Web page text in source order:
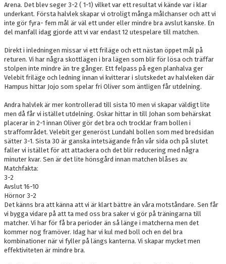
KONTAKT
POÄNGLIGA 2026
STATISTIK 2026
PINNEJAKTEN 2026
Arena. Det blev seger 3-2 ( 1-1) vilket var ett resultat vi kände var i klar
underkant. Första halvlek skapar vi otroligt många målchanser och att vi
inte gör fyra- fem mål är väl ett under eller mindre bra avslut kanske. En
del manfall idag gjorde att vi var endast 12 utespelare till matchen.
Direkt i inledningen missar vi ett friläge och ett nästan öppet mål på
returen. Vi har några skottlägen i bra lägen som blir för lösa och träffar
stolpen inte mindre än tre gånger. Ett felpass på egen planhalva ger
Velebit friläge och ledning innan vi kvitterar i slutskedet av halvleken där
Hampus hittar Jojo som spelar fri Oliver som äntligen får utdelning.
Andra halvlek är mer kontrollerad till sista 10 men vi skapar väldigt lite
men då får vi istället utdelning. Oskar hittar in till Johan som behärskat
placerar in 2-1 innan Oliver gör det bra och trocklar fram bollen i
straffområdet. Velebit ger generöst Lundahl bollen som med bredsidan
sätter 3-1. Sista 30 är ganska intetsägande från vår sida och på slutet
faller vi istället för att attackera och det blir reducering med några
minuter kvar. Sen är det lite hönsgård innan matchen blåses av.
Matchfakta:
3-2
Avslut 16-10
Hörnor 3-2
Det känns bra att känna att vi är klart bättre än våra motståndare. Sen får
vi bygga vidare på att ta med oss bra saker vi gör på träningarna till
matcher. Vi har för få bra perioder än så länge i matcherna men det
kommer nog framöver. Idag har vi kul med boll och en del bra
kombinationer när vi fyller på längs kanterna. Vi skapar mycket men
effektiviteten är mindre bra.